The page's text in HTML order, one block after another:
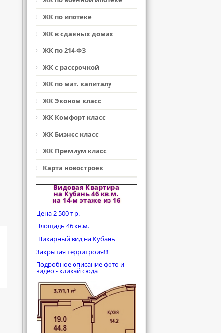
ЖК по ипотеке
ЖК в сданных домах
ЖК по 214-ФЗ
ЖК с рассрочкой
ЖК по мат. капиталу
ЖК Эконом класс
ЖК Комфорт класс
ЖК Бизнес класс
ЖК Премиум класс
Карта новостроек
Видовая Квартира
на Кубань 46 кв.м.
на 14-м этаже из 16
Цена 2 500 т.р.
Площадь 46 кв.м.
Шикарный вид на Кубань
Закрытая территроия!!!
Подробное описание фото и
видео - кликай сюда